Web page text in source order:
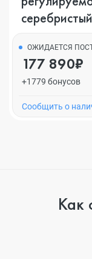
серебристый
ОЖИДАЕТСЯ
177 890₽
+1779 бонусов
Cообщить о
Как